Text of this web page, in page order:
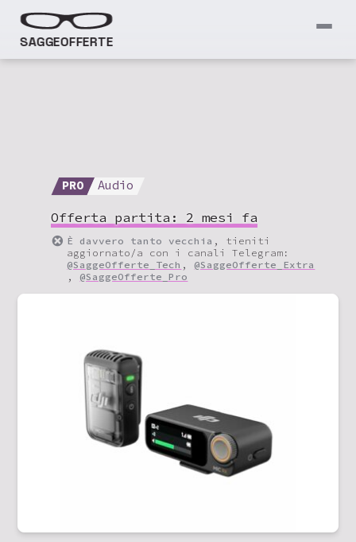
SAGGEOFFERTE
PRO Audio
Offerta partita: 2 mesi fa
È davvero tanto vecchia , tieniti
aggiornato/a con i canali Telegram:
@SaggeOfferte_Tech , @SaggeOfferte_Extra
, @SaggeOfferte_Pro